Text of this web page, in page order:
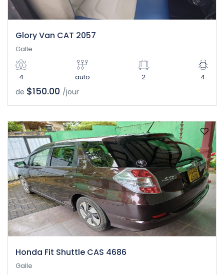
Glory Van CAT 2057
Galle
4 auto 2 4
de $150.00 /jour
Honda Fit Shuttle CAS 4686
Galle